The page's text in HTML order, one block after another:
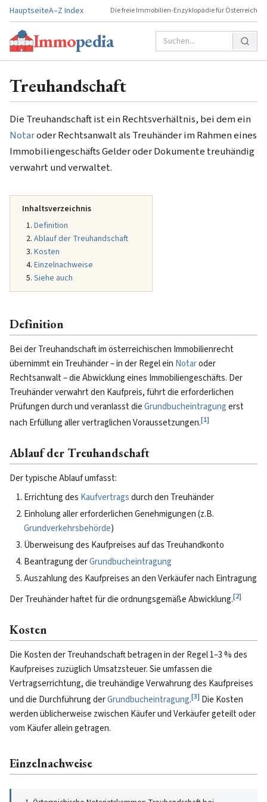
HauptseiteA–Z Index Die freie Immobilien-Enzyklopädie für Österreich
Immopedia
Treuhandschaft
Die Treuhandschaft ist ein Rechtsverhältnis, bei dem ein
Notaroder Rechtsanwalt als Treuhänder im Rahmen eines
Immobiliengeschäfts Gelder oder Dokumente treuhändig
verwahrt und verwaltet.
Inhaltsverzeichnis
Definition
Ablauf der Treuhandschaft
Kosten
Einzelnachweise
Siehe auch
Definition
Bei der Treuhandschaft im österreichischen Immobilienrecht
übernimmt ein Treuhänder – in der Regel ein Notaroder
Rechtsanwalt – die Abwicklung eines Immobiliengeschäfts. Der
Treuhänder verwahrt den Kaufpreis, führt die erforderlichen
Prüfungen durch und veranlasst dieGrundbucheintragungerst
nach Erfüllung aller vertraglichen Voraussetzungen.[1]
Ablauf der Treuhandschaft
Der typische Ablauf umfasst:
Errichtung des Kaufvertragsdurch den Treuhänder
Einholung aller erforderlichen Genehmigungen (z.B.
Grundverkehrsbehörde)
Überweisung des Kaufpreises auf das Treuhandkonto
Beantragung derGrundbucheintragung
Auszahlung des Kaufpreises an den Verkäufer nach Eintragung
Der Treuhänder haftet für die ordnungsgemäße Abwicklung.[2]
Kosten
Die Kosten der Treuhandschaft betragen in der Regel 1–3 % des
Kaufpreises zuzüglich Umsatzsteuer. Sie umfassen die
Vertragserrichtung, die treuhändige Verwahrung des Kaufpreises
und die Durchführung derGrundbucheintragung.[3] Die Kosten
werden üblicherweise zwischen Käufer und Verkäufer geteilt oder
vom Käufer allein getragen.
Einzelnachweise